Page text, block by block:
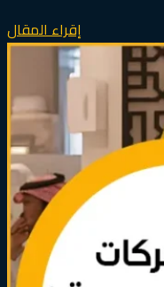
إقراء المقال